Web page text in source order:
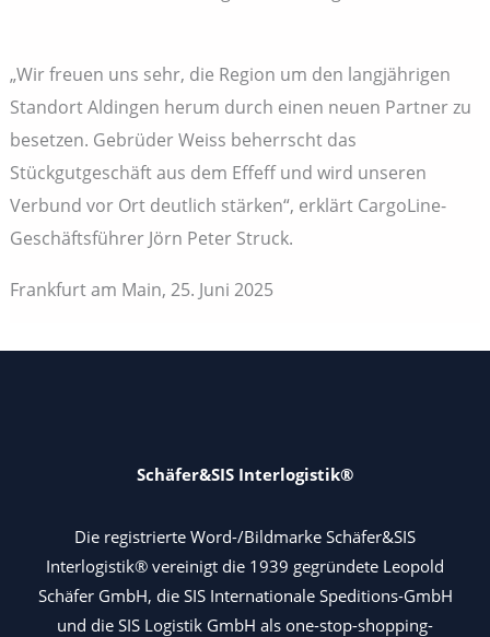
„Wir freuen uns sehr, die Region um den langjährigen
Standort Aldingen herum durch einen neuen Partner zu
besetzen. Gebrüder Weiss beherrscht das
Stückgutgeschäft aus dem Effeff und wird unseren
Verbund vor Ort deutlich stärken“, erklärt CargoLine-
Geschäftsführer Jörn Peter Struck.
Frankfurt am Main, 25. Juni 2025
Schäfer&SIS Interlogistik®
Die registrierte Word-/Bildmarke Schäfer&SIS
Interlogistik® vereinigt die 1939 gegründete Leopold
Schäfer GmbH, die SIS Internationale Speditions-GmbH
und die SIS Logistik GmbH als one-stop-shopping-